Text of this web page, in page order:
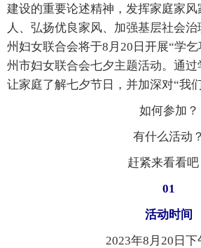
建设的重要论述精神，发挥家庭家
人、弘扬优良家风、加强基层社会
州妇女联合会将于8月20日开展“学
州市妇女联合会七夕主题活动。通过
让家庭了解七夕节日，并加深对“我
如何参加？
有什么活动？
赶紧来看看吧
01
活动时间
2023年8月20日下